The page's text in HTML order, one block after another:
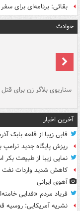
بقائی: برنامه‌ای برای
حوادث
سناریوی بلاگر زن برای
آخرین اخبار
قابی زیبا از قلعه بابک
ریزش پایگاه جدید ترامپ
نمایی زیبا از طبیعت بکر
کاهش شدید واردات نفت
آهوی ایرانی
فریاد مردم «فدایی
نشریه آمریکایی: روسیه